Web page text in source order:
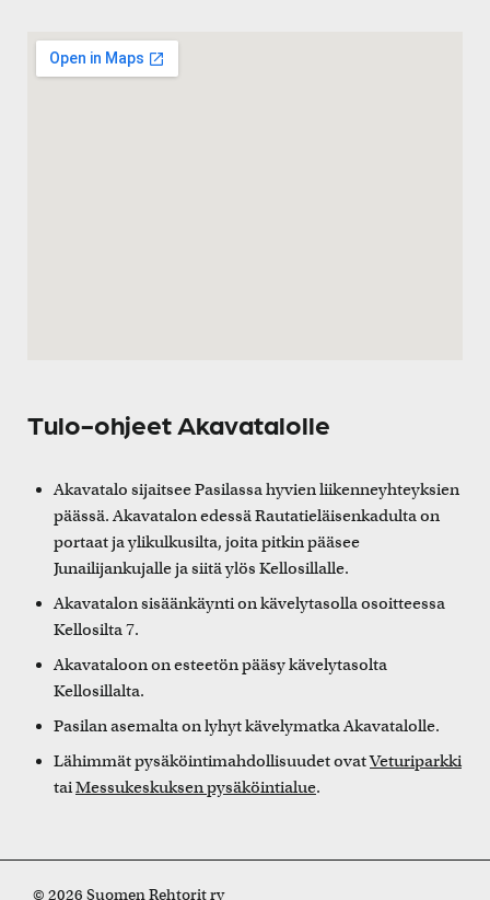
Tulo-ohjeet Akavatalolle
Akavatalo sijaitsee Pasilassa hyvien liikenneyhteyksien
päässä. Akavatalon edessä Rautatieläisenkadulta on
portaat ja ylikulkusilta, joita pitkin pääsee
Junailijankujalle ja siitä ylös Kellosillalle.
Akavatalon sisäänkäynti on kävelytasolla osoitteessa
Kellosilta 7.
Akavataloon on esteetön pääsy kävelytasolta
Kellosillalta.
Pasilan asemalta on lyhyt kävelymatka Akavatalolle.
Lähimmät pysäköintimahdollisuudet ovatVeturiparkki
taiMessukeskuksen pysäköintialue.
© 2026 Suomen Rehtorit ry